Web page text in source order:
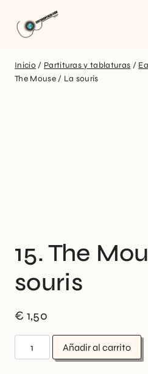
Inicio / Partituras y tablaturas /
The Mouse / La souris
15. The
souris
€ 1,50
Añadir al carrito